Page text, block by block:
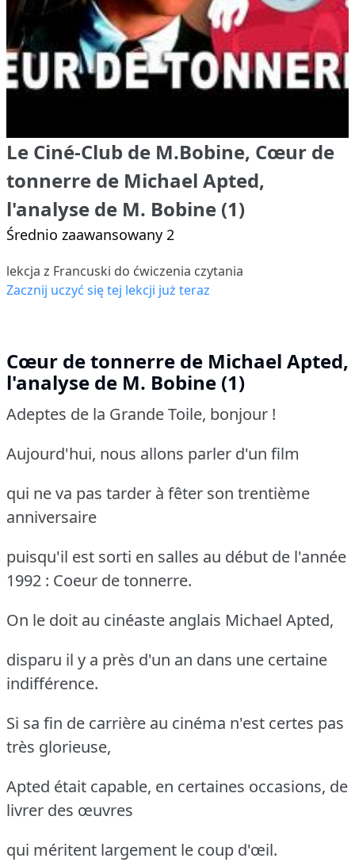
Le Ciné-Club de M.Bobine, Cœur de
tonnerre de Michael Apted,
l'analyse de M. Bobine (1)
Średnio zaawansowany 2
lekcja z Francuski do ćwiczenia czytania
Zacznij uczyć się tej lekcji już teraz
Cœur de tonnerre de Michael Apted,
l'analyse de M. Bobine (1)
Adeptes de la Grande Toile, bonjour !
Aujourd'hui, nous allons parler d'un film
qui ne va pas tarder à fêter son trentième
anniversaire
puisqu'il est sorti en salles au début de l'année
1992 : Coeur de tonnerre.
On le doit au cinéaste anglais Michael Apted,
disparu il y a près d'un an dans une certaine
indifférence.
Si sa fin de carrière au cinéma n'est certes pas
très glorieuse,
Apted était capable, en certaines occasions, de
livrer des œuvres
qui méritent largement le coup d'œil.